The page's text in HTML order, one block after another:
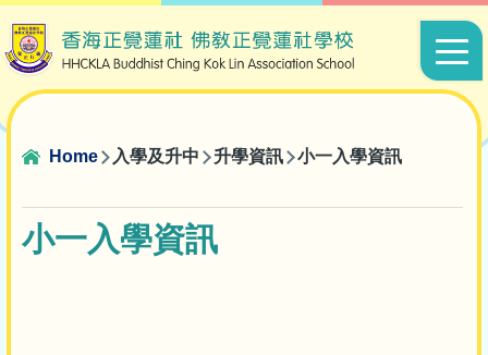
Skip to main content
Main
Breadcrumb
Home 入學及升中 升學資訊 小一入學資訊
小一入學資訊